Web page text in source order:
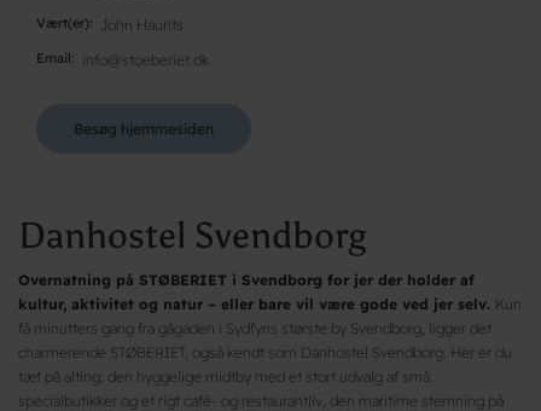
Vært(er) John Haurits
Email info@stoeberiet.dk
Besøg hjemmesiden
Danhostel Svendborg
Overnatning på STØBERIET i Svendborg for jer der holder af
kultur, aktivitet og natur – eller bare vil være gode ved jer selv. Kun
få minutters gang fra gågaden i Sydfyns største by Svendborg, ligger det
charmerende STØBERIET, også kendt som Danhostel Svendborg. Her er du
tæt på alting; den hyggelige midtby med et stort udvalg af små
specialbutikker og et rigt café- og restaurantliv, den maritime stemning på